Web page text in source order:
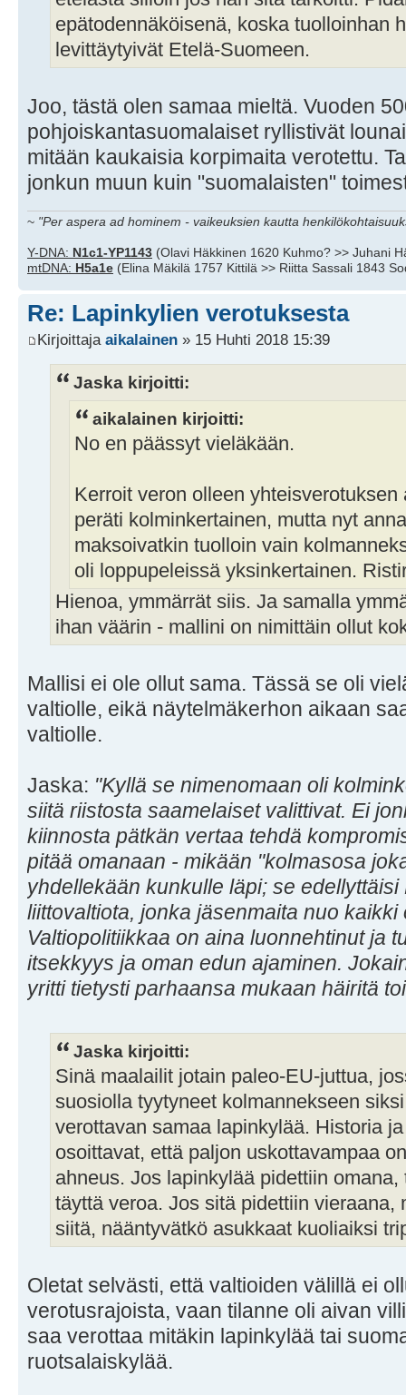
epätodennäköisenä, koska tuolloinhan
levittäytyivät Etelä-Suomeen.
Joo, tästä olen samaa mieltä. Vuoden
pohjoiskantasuomalaiset ryllistivät
mitään kaukaisia korpimaita verotettu.
jonkun muun kuin "suomalaisten"
~ "Per aspera ad hominem - vaikeuksien kautta
Y-DNA: N1c1-YP1143 (Olavi Häkkinen 1620 Kuhmo? >> Juhani
mtDNA: H5a1e (Elina Mäkilä 1757 Kittilä >> Riitta Sassali 1843
Re: Lapinkylien verotuksesta
Kirjoittaja aikalainen » 15 Huhti 2018 15:39
Jaska kirjoitti:
aikalainen kirjoitti:
No en päässyt vieläkään.
Kerroit veron olleen
peräti kolminkertainen, mutta nyt
maksoivatkin tuolloin vain
oli loppupeleissä yksinkertainen.
Hienoa, ymmärrät siis. Ja samalla
ihan väärin - mallini on nimittäin ollut
Mallisi ei ole ollut sama. Tässä se oli
valtiolle, eikä näytelmäkerhon aikaan
valtiolle.
Jaska: "Kyllä se nimenomaan oli
siitä riistosta saamelaiset valittivat. Ei
kiinnosta pätkän vertaa tehdä
pitää omanaan - mikään "kolmasosa
yhdellekään kunkulle läpi; se
liittovaltiota, jonka jäsenmaita nuo kaikki
Valtiopolitiikkaa on aina luonnehtinut ja
itsekkyys ja oman edun ajaminen.
yritti tietysti parhaansa mukaan häiritä
Jaska kirjoitti:
Sinä maalailit jotain paleo-EU-juttua,
suosiolla tyytyneet kolmannekseen
verottavan samaa lapinkylää. Historia
osoittavat, että paljon uskottavampaa
ahneus. Jos lapinkylää pidettiin
täyttä veroa. Jos sitä pidettiin vieraana,
siitä, nääntyvätkö asukkaat kuoliaiksi
Oletat selvästi, että valtioiden välillä ei
verotusrajoista, vaan tilanne oli aivan
saa verottaa mitäkin lapinkylää tai
ruotsalaiskylää.